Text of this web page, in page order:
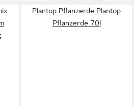
Plantop Pflanzerde Plantop
Pflanzerde 70l